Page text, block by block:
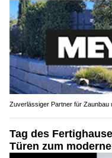
Zuverlässiger Partner für Zaunbau
Tag des
Türen zum